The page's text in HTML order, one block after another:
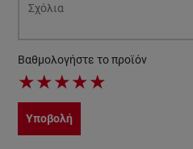
Βαθμολογήστε το προϊόν
★★★★★
Υποβολή